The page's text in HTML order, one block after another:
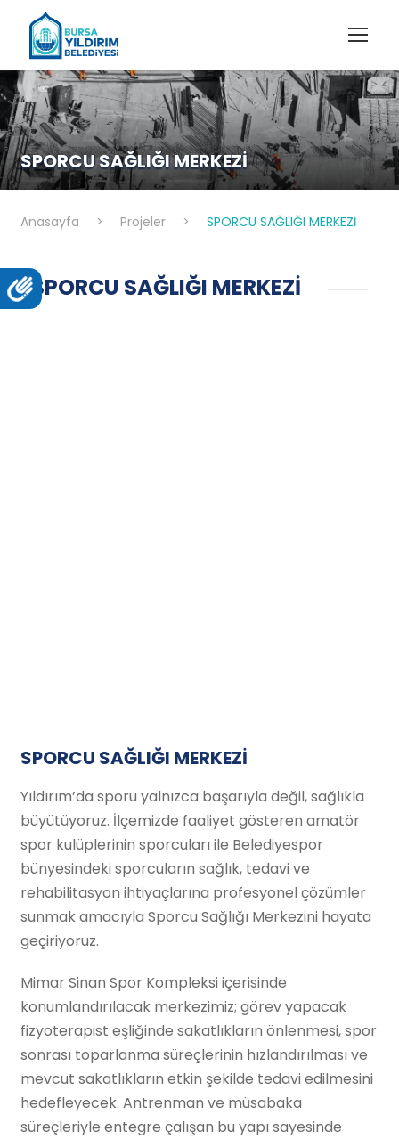
SPORCU SAĞLIĞI MERKEZİ
Anasayfa > Projeler > SPORCU SAĞLIĞI MERKEZİ
SPORCU SAĞLIĞI MERKEZİ
SPORCU SAĞLIĞI MERKEZİ
Yıldırım’da sporu yalnızca başarıyla değil, sağlıkla
büyütüyoruz. İlçemizde faaliyet gösteren amatör
spor kulüplerinin sporcuları ile Belediyespor
bünyesindeki sporcuların sağlık, tedavi ve
rehabilitasyon ihtiyaçlarına profesyonel çözümler
sunmak amacıyla Sporcu Sağlığı Merkezini hayata
geçiriyoruz.
Mimar Sinan Spor Kompleksi içerisinde
konumlandırılacak merkezimiz; görev yapacak
fizyoterapist eşliğinde sakatlıkların önlenmesi, spor
sonrası toparlanma süreçlerinin hızlandırılması ve
mevcut sakatlıkların etkin şekilde tedavi edilmesini
hedefleyecek. Antrenman ve müsabaka
süreçleriyle entegre çalışan bu yapı sayesinde